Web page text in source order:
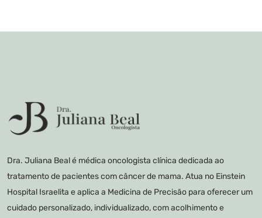
Dra. Juliana Beal é médica oncologista clínica dedicada ao
tratamento de pacientes com câncer de mama. Atua no Einstein
Hospital Israelita e aplica a Medicina de Precisão para oferecer um
cuidado personalizado, individualizado, com acolhimento e